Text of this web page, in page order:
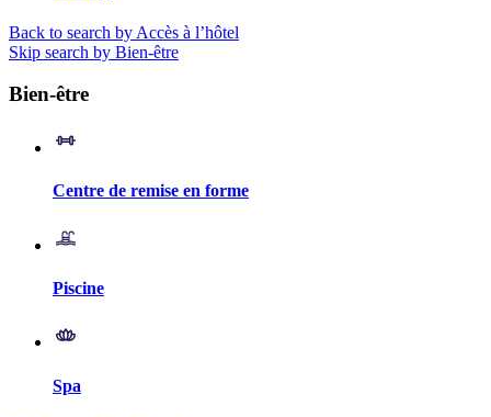
Back to search by Accès à l’hôtel
Skip search by Bien-être
Bien-être
Centre de remise en forme
Piscine
Spa